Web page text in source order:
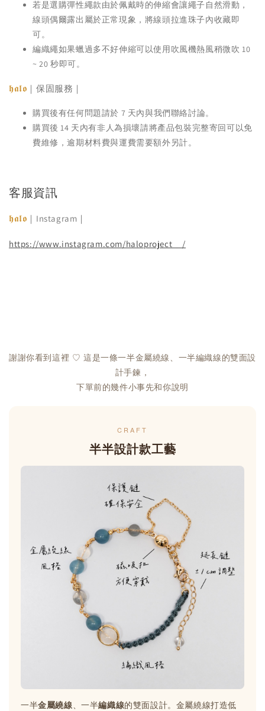
若是選購彈性繩款由於佩戴時的伸縮會讓繩子自然滑動，
線頭偶爾露出屬於正常現象，將線頭拉進珠子內收藏即
可。
編織繩如果蠟過多不好伸縮可以使用吹風機熱風稍微吹 10
~ 20 秒即可。
𝖍𝖆𝖑𝖔 ｜保固服務｜
購買後有任何問題請於 7 天內與我們聯絡討論。
購買後 14 天內有非人為損壞請將產品包裝完整寄回可以免
費維修，逾期材料費與運費需要額外另計。
客服資訊
𝖍𝖆𝖑𝖔 ｜Instagram｜
https://www.instagram.com/haloproject__/
謝謝你看到這裡 ♡ 這是一條一半金屬繞線、一半編織線的雙面設
計手鍊，
下單前的幾件小事先和你說明
CRAFT
半半設計款工藝
一半金屬繞線、一半編織線的雙面設計。金屬繞線打造低